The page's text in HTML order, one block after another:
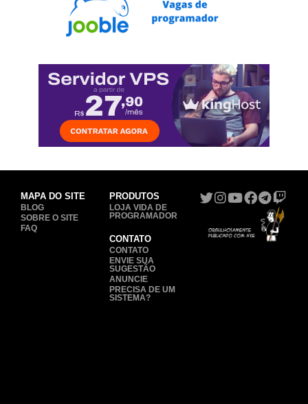
MAPA DO SITE
BLOG
SOBRE O SITE
FAQ
PRODUTOS
LOJA VIDA DE
PROGRAMADOR
CONTATO
CONTATO
ENVIE SUA
SUGESTÃO
ANUNCIE
PRECISA DE UM
SISTEMA?